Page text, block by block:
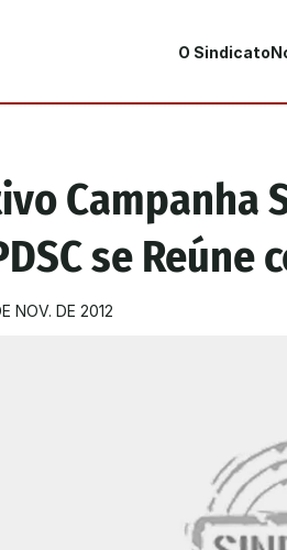
O Sindicato
Campanha
se Reúne
NOV. DE 2012